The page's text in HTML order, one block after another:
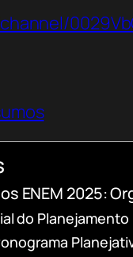
ENEM 2025:
do Planejamento